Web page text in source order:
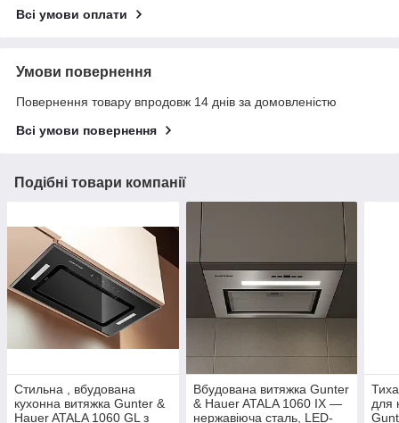
Всі умови оплати
Умови повернення
Повернення товару впродовж 14 днів за домовленістю
Всі умови повернення
Подібні товари компанії
Стильна , вбудована
кухонна витяжка Gunter &
Hauer ATALA 1060 GL з
Вбудована витяжка Gunter
& Hauer ATALA 1060 IX —
нержавіюча сталь, LED-
для